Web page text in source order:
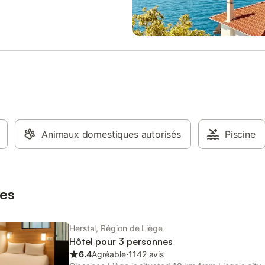
entièrement équipée : four,
une journée bien remplie. 📍
stratégique : Le loft est
situé à proximité immédiate : •
Animaux domestiques autorisés Piscine
Herstal, Région de Liège
Hôtel pour 3 personnes
6.4Agréable⋅1142 avis